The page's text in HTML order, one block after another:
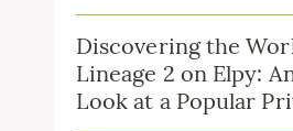
Discovering the
Lineage 2 on Elpy:
Look at a Popular